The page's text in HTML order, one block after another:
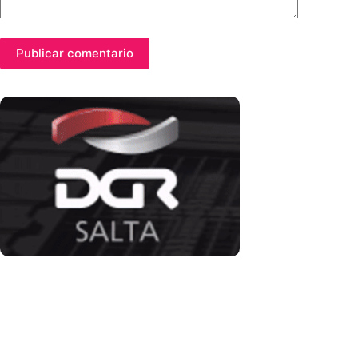
Publicar comentario